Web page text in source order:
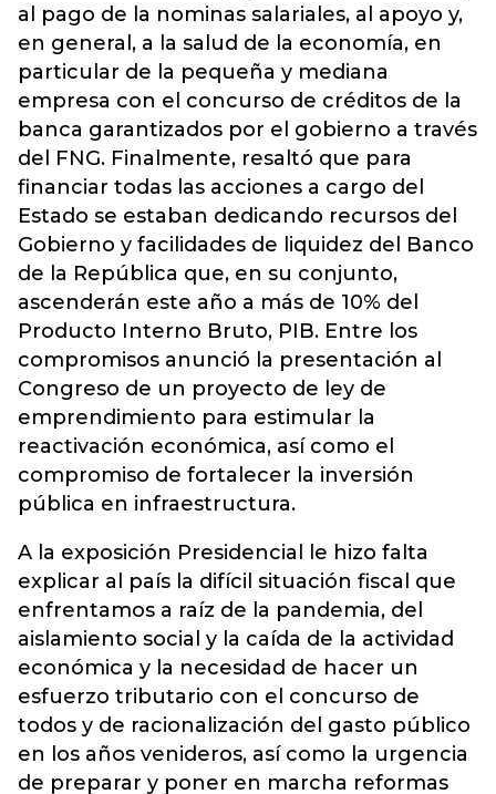
al pago de la nominas salariales, al apoyo y,
en general, a la salud de la economía, en
particular de la pequeña y mediana
empresa con el concurso de créditos de la
banca garantizados por el gobierno a través
del FNG. Finalmente, resaltó que para
financiar todas las acciones a cargo del
Estado se estaban dedicando recursos del
Gobierno y facilidades de liquidez del Banco
de la República que, en su conjunto,
ascenderán este año a más de 10% del
Producto Interno Bruto, PIB. Entre los
compromisos anunció la presentación al
Congreso de un proyecto de ley de
emprendimiento para estimular la
reactivación económica, así como el
compromiso de fortalecer la inversión
pública en infraestructura.
A la exposición Presidencial le hizo falta
explicar al país la difícil situación fiscal que
enfrentamos a raíz de la pandemia, del
aislamiento social y la caída de la actividad
económica y la necesidad de hacer un
esfuerzo tributario con el concurso de
todos y de racionalización del gasto público
en los años venideros, así como la urgencia
de preparar y poner en marcha reformas